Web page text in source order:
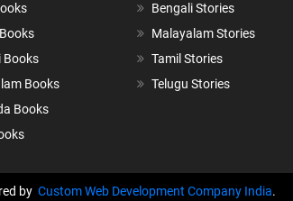
Books
Books
Books
Bengali Stories
Malayalam Stories
Tamil Stories
Telugu Stories
by Custom Web Development Company India.